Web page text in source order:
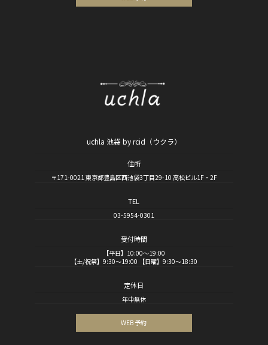
uchla 池袋 by rcid（ウクラ）
住所
〒171-0021 東京都豊島区西池袋3丁目29-10 高松ビル1F・2F
TEL
03-5954-0301
受付時間
【平日】10:00～19:00
【土/祝祭】9:30～19:00 【日曜】9:30～18:30
定休日
年中無休
WEB 予約